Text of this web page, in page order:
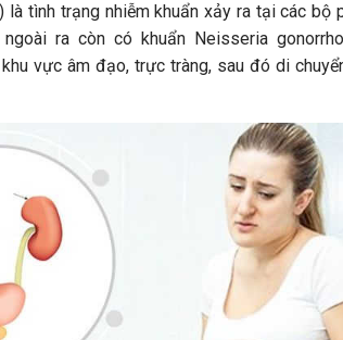
) là tình trạng nhiễm khuẩn xảy ra tại các bộ
ra còn có khuẩn Neisseria
vực âm đạo, trực tràng, sau đó di